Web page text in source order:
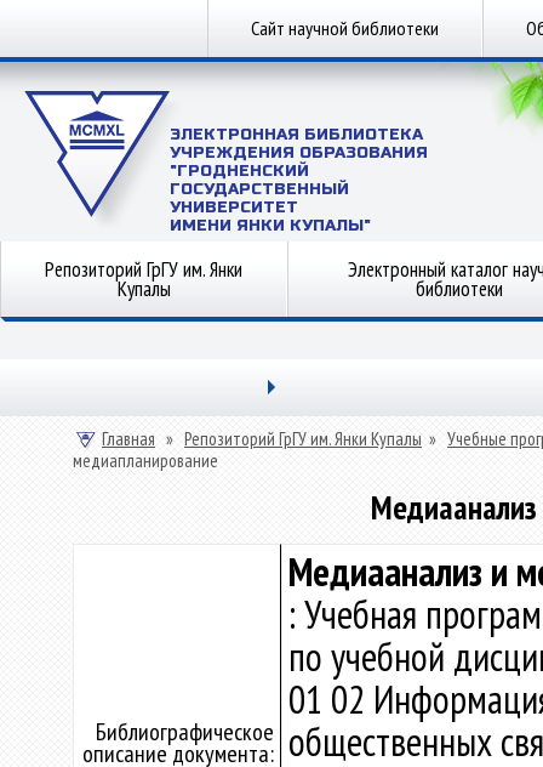
Сайт научной библиотеки
ЭЛЕКТРОННАЯ БИБЛИОТЕКА
УЧРЕЖДЕНИЯ ОБРАЗОВАНИЯ
"ГРОДНЕНСКИЙ
ГОСУДАРСТВЕННЫЙ
УНИВЕРСИТЕТ
ИМЕНИ ЯНКИ КУПАЛЫ"
Репозиторий ГрГУ им. Янки
Купалы
Электронный каталог
библиотеки
Главная » Репозиторий ГрГУ им. Янки Купалы » Учебные
медиапланирование
Библиографическое
описание документа:
Медиаанализ и
: Учебная
по учебной
01 02
общественных